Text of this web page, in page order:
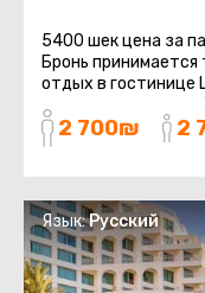
5400 шек цена за
Бронь
отдых в гостинице
2 700₪ 2
Язык:Русский